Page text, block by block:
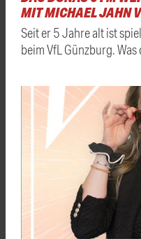
MIT MICHAEL JAHN
Seit er 5 Jahre alt ist
beim VfL Günzburg.